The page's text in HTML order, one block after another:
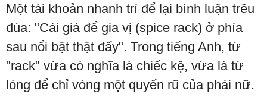
Một tài khoản nhanh trí để lại bình luận trêu
đùa: "Cái giá để gia vị (spice rack) ở phía
sau nổi bật thật đấy". Trong tiếng Anh, từ
"rack" vừa có nghĩa là chiếc kệ, vừa là từ
lóng để chỉ vòng một quyến rũ của phái nữ.